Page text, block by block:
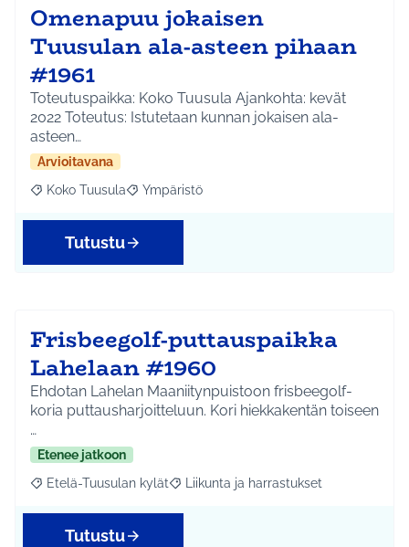
Omenapuu jokaisen
Tuusulan ala-asteen pihaan
#1961
Toteutuspaikka: Koko Tuusula Ajankohta: kevät
2022 Toteutus: Istutetaan kunnan jokaisen ala-
asteen…
Arvioitavana
Rajaa tulokset aihepiirin mukaan: Koko Tuusula
Koko Tuusula Rajaa tulokset teeman mukaan: Ympäristö
Ympäristö
Tutustu
Frisbeegolf-puttauspaikka
Lahelaan #1960
Ehdotan Lahelan Maaniitynpuistoon frisbeegolf-
koria puttausharjoitteluun. Kori hiekkakentän toiseen
…
Etenee jatkoon
Rajaa tulokset aihepiirin mukaan: Etelä-Tuusulan kylät
Etelä-Tuusulan kylät Rajaa tulokset teeman mukaan:
Liikunta ja harrastukset
Tutustu